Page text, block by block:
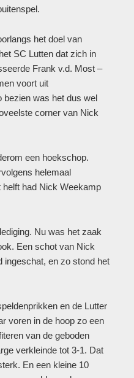
het doel van
SC Lutten dat zich in
Frank v.d. Most –
voort uit
bezien was het dus wel
corner van Nick
een hoekschop.
helemaal
had Nick Weekamp
Nu was het zaak
Een schot van Nick
ingeschat, en zo stond het
en de Lutter
voren in de hoop zo een
van de geboden
verkleinde tot 3-1. Dat
En een kleine 10